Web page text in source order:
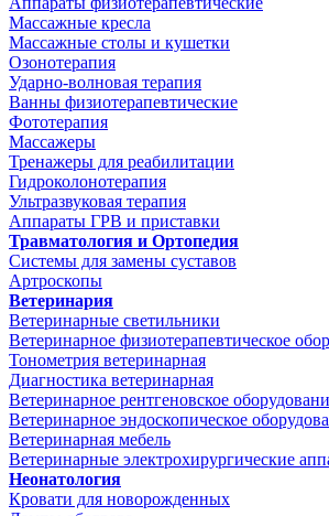
Массажные кресла
Массажные столы и кушетки
Озонотерапия
Ударно-волновая терапия
Ванны физиотерапевтические
Фототерапия
Массажеры
Тренажеры для реабилитации
Гидроколонотерапия
Ультразвуковая терапия
Аппараты ГРВ и приставки
Травматология и Ортопедия
Системы для замены суставов
Артроскопы
Ветеринария
Ветеринарные светильники
Ветеринарное физиотерапевтическое
Тонометрия ветеринарная
Диагностика ветеринарная
Ветеринарное рентгеновское
Ветеринарное эндоскопическое
Ветеринарная мебель
Ветеринарные электрохирургические
Неонатология
Кровати для новорожденных